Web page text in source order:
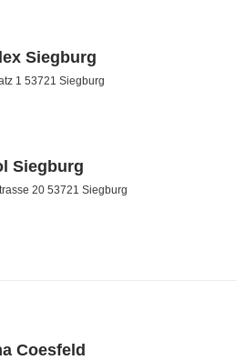
Siegburg
1 53721 Siegburg
Siegburg
20 53721 Siegburg
Coesfeld